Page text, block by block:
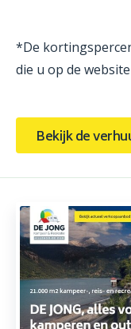
*De
die u op de
Bekijk de